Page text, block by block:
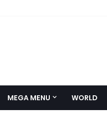
MEGA MENU WORLD